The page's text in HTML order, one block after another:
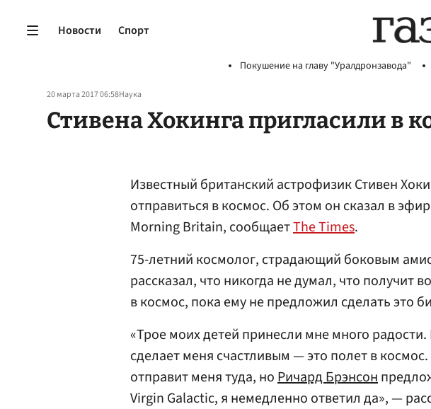
Новости Спорт
Покушение на главу "Уралдронзавода"
20 марта 2017 06:58Наука
Стивена Хокинга пригласили в
Известный британский астрофизик Стивен
отправиться в космос. Об этом он сказал в
Morning Britain, сообщаетThe Times.
75-летний космолог, страдающий боковым
рассказал, что никогда не думал, что получит
в космос, пока ему не предложил сделать это
«Трое моих детей принесли мне много радости.
сделает меня счастливым — это полет в
отправит меня туда, ноРичард Брэнсон
Virgin Galactic, я немедленно ответил да», —